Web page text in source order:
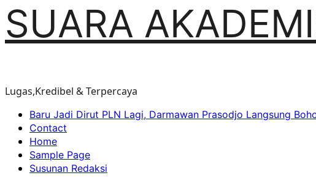
SUARA
Lugas,Kredibel & Terpercaya
Baru Jadi Dirut PLN Lagi, Darmawan Prasodjo Langsung
Contact
Home
Sample Page
Susunan Redaksi